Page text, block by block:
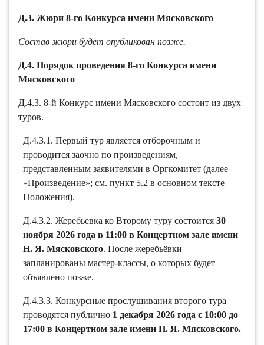
Д.3. Жюри 8-го Конкурса имени Мясковского
Состав жюри будет опубликован позже.
Д.4. Порядок проведения 8-го Конкурса имени
Мясковского
Д.4.3. 8-й Конкурс имени Мясковского состоит из двух
туров.
Д.4.3.1. Первый тур является отборочным и
проводится заочно по произведениям,
представленным заявителями в Оргкомитет (далее —
«Произведение»; см. пункт 5.2 в основном тексте
Положения).
Д.4.3.2. Жеребьевка ко Второму туру состоится 30
ноября 2026 года в 11:00 в Концертном зале имени
Н. Я. Мясковского. После жеребьёвки
запланированы мастер-классы, о которых будет
объявлено позже.
Д.4.3.3. Конкурсные прослушивания второго тура
проводятся публично 1 декабря 2026 года с 10:00 до
17:00 в Концертном зале имени Н. Я. Мясковского.